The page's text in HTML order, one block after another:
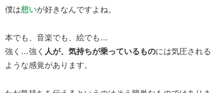
僕は想いが好きなんですよね。
本でも、音楽でも、絵でも…
強く…強く 人が、気持ちが乗っているものには気圧される
ような感覚があります。